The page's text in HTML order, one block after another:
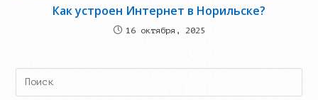
Как устроен Интернет в Норильске?
16 октября, 2025
Search
this